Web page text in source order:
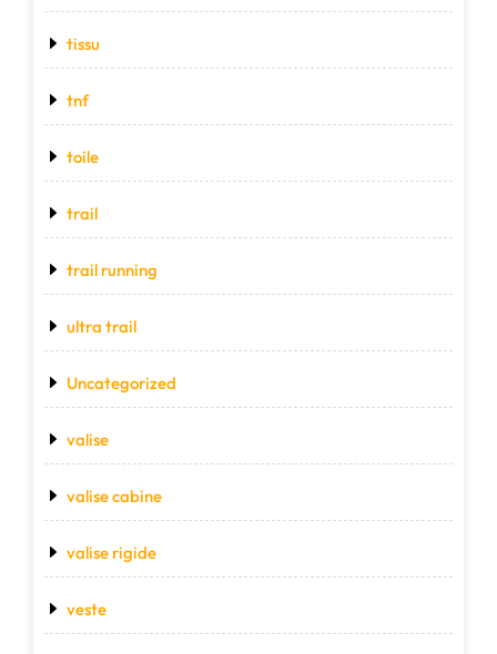
tissu
tnf
toile
trail
trail running
ultra trail
Uncategorized
valise
valise cabine
valise rigide
veste